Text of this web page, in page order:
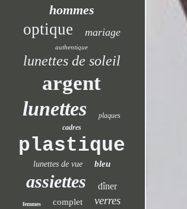
hommes
optique mariage
authentique
lunettes de soleil
argent
lunettes
plaques
cadres
plastique
lunettes de vue bleu
assiettes dîner
femmes complet verres